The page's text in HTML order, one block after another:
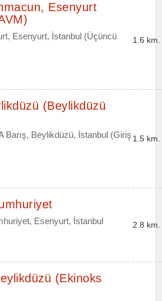
Esenyurt
Esenyurt, İstanbul (Üçüncü
1.6 km.
(Beylikdüzü
Barış, Beylikdüzü, İstanbul (Giriş 1.5 km.
Esenyurt, İstanbul 2.8 km.
(Ekinoks